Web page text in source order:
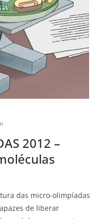
2012 –
das micro-olimpíadas
de liberar